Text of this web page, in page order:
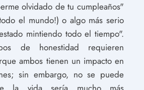
olvidado de tu cumpleaños"
el mundo!) o algo más serio
mintiendo todo el tiempo".
de honestidad requieren
ambos tienen un impacto en
sin embargo, no se puede